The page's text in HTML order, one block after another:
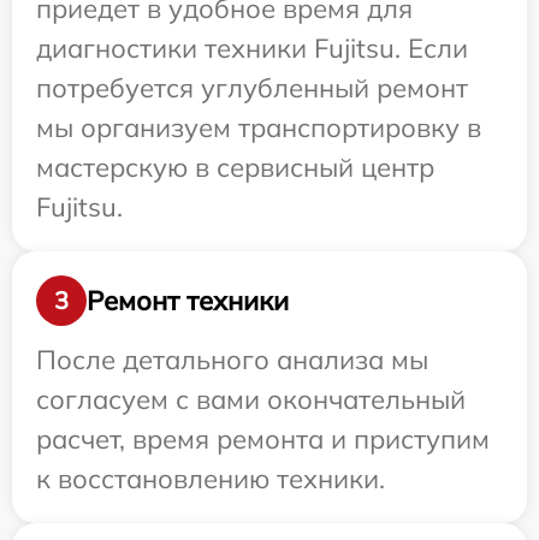
приедет в удобное время для
диагностики техники Fujitsu. Если
потребуется углубленный ремонт
мы организуем транспортировку в
мастерскую в сервисный центр
Fujitsu.
3
Ремонт техники
После детального анализа мы
согласуем с вами окончательный
расчет, время ремонта и приступим
к восстановлению техники.